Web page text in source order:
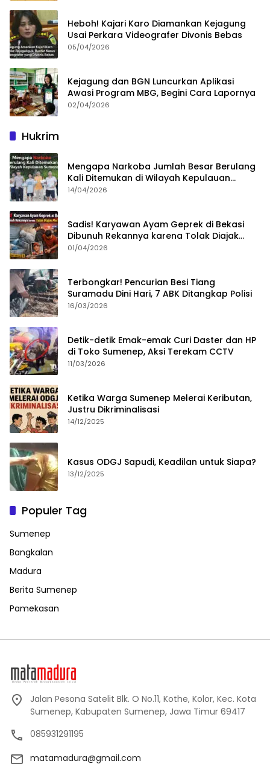
Heboh! Kajari Karo Diamankan Kejagung
Usai Perkara Videografer Divonis Bebas
05/04/2026
Kejagung dan BGN Luncurkan Aplikasi
Awasi Program MBG, Begini Cara Lapornya
02/04/2026
Hukrim
Mengapa Narkoba Jumlah Besar Berulang
Kali Ditemukan di Wilayah Kepulauan
Sumenep?
14/04/2026
Sadis! Karyawan Ayam Geprek di Bekasi
Dibunuh Rekannya karena Tolak Diajak
Merampok Majikan
01/04/2026
Terbongkar! Pencurian Besi Tiang
Suramadu Dini Hari, 7 ABK Ditangkap Polisi
16/03/2026
Detik-detik Emak-emak Curi Daster dan HP
di Toko Sumenep, Aksi Terekam CCTV
11/03/2026
Ketika Warga Sumenep Melerai Keributan,
Justru Dikriminalisasi
14/12/2025
Kasus ODGJ Sapudi, Keadilan untuk Siapa?
13/12/2025
Populer Tag
Sumenep
Bangkalan
Madura
Berita Sumenep
Pamekasan
Jalan Pesona Satelit Blk. O No.11, Kothe, Kolor, Kec. Kota
Sumenep, Kabupaten Sumenep, Jawa Timur 69417
085931291195
matamadura@gmail.com